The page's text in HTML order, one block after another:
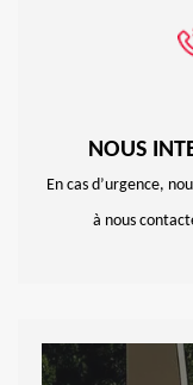
NOUS
En cas d’urgence,
à nous